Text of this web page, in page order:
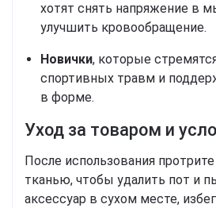
хотят снять напряжение в
улучшить кровообращение.
Новички, которые
спортивных травм и
в форме.
Уход за товаром и
После использования
тканью, чтобы удалить пот и
аксессуар в сухом месте,